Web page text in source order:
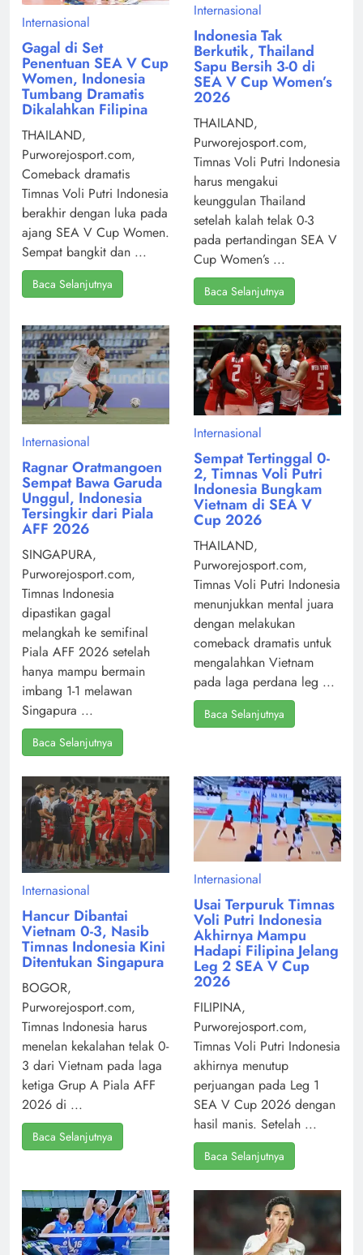
Internasional
Gagal di Set
Penentuan SEA V Cup
Women, Indonesia
Tumbang Dramatis
Dikalahkan Filipina
THAILAND,
Purworejosport.com,
Comeback dramatis
Timnas Voli Putri Indonesia
berakhir dengan luka pada
ajang SEA V Cup Women.
Sempat bangkit dan ...
Baca Selanjutnya
Internasional
Indonesia Tak
Berkutik, Thailand
Sapu Bersih 3-0 di
SEA V Cup Women’s
2026
THAILAND,
Purworejosport.com,
Timnas Voli Putri Indonesia
harus mengakui
keunggulan Thailand
setelah kalah telak 0-3
pada pertandingan SEA V
Cup Women’s ...
Baca Selanjutnya
Internasional
Ragnar Oratmangoen
Sempat Bawa Garuda
Unggul, Indonesia
Tersingkir dari Piala
AFF 2026
SINGAPURA,
Purworejosport.com,
Timnas Indonesia
dipastikan gagal
melangkah ke semifinal
Piala AFF 2026 setelah
hanya mampu bermain
imbang 1-1 melawan
Singapura ...
Baca Selanjutnya
Internasional
Sempat Tertinggal 0-
2, Timnas Voli Putri
Indonesia Bungkam
Vietnam di SEA V
Cup 2026
THAILAND,
Purworejosport.com,
Timnas Voli Putri Indonesia
menunjukkan mental juara
dengan melakukan
comeback dramatis untuk
mengalahkan Vietnam
pada laga perdana leg ...
Baca Selanjutnya
Internasional
Hancur Dibantai
Vietnam 0-3, Nasib
Timnas Indonesia Kini
Ditentukan Singapura
BOGOR,
Purworejosport.com,
Timnas Indonesia harus
menelan kekalahan telak 0-
3 dari Vietnam pada laga
ketiga Grup A Piala AFF
2026 di ...
Baca Selanjutnya
Internasional
Usai Terpuruk Timnas
Voli Putri Indonesia
Akhirnya Mampu
Hadapi Filipina Jelang
Leg 2 SEA V Cup
2026
FILIPINA,
Purworejosport.com,
Timnas Voli Putri Indonesia
akhirnya menutup
perjuangan pada Leg 1
SEA V Cup 2026 dengan
hasil manis. Setelah ...
Baca Selanjutnya